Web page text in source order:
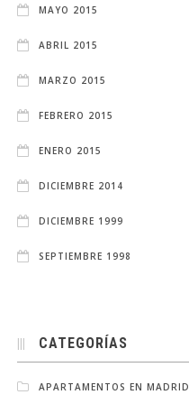
MAYO 2015
ABRIL 2015
MARZO 2015
FEBRERO 2015
ENERO 2015
DICIEMBRE 2014
DICIEMBRE 1999
SEPTIEMBRE 1998
CATEGORÍAS
APARTAMENTOS EN MADRID